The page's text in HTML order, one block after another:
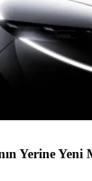
Yerine Yeni